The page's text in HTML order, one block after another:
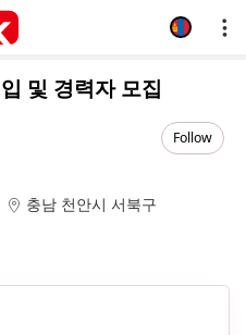
및 경력자 모집
Follow
충남 천안시 서북구